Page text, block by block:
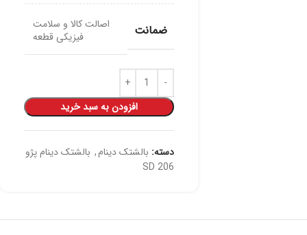
ضمانت
اصالت کالا و سلامت
فیزیکی قطعه
افزودن به سبد خرید
دسته: بالشتک دینام, بالشتک دینام پژو
206 SD